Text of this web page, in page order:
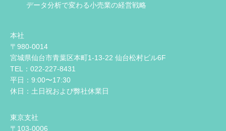
データ分析で変わる小売業の経営戦略
本社
〒980-0014
宮城県仙台市青葉区本町1-13-22 仙台松村ビル6F
TEL：022-227-8431
平日：9:00〜17:30
休日：土日祝および弊社休業日
東京支社
〒103-0006